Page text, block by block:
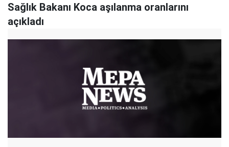
Sağlık Bakanı Koca aşılanma oranlarını
açıkladı